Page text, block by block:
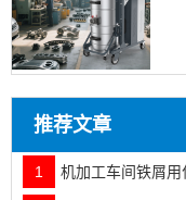
推荐文章
1 机加工车间铁屑